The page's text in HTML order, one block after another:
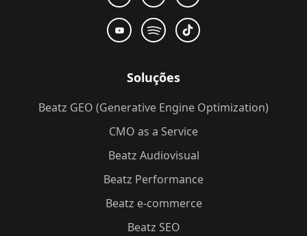
Soluções
Beatz GEO (Generative Engine Optimization)
CMO as a Service
Beatz Audiovisual
Beatz Performance
Beatz e-commerce
Beatz SEO